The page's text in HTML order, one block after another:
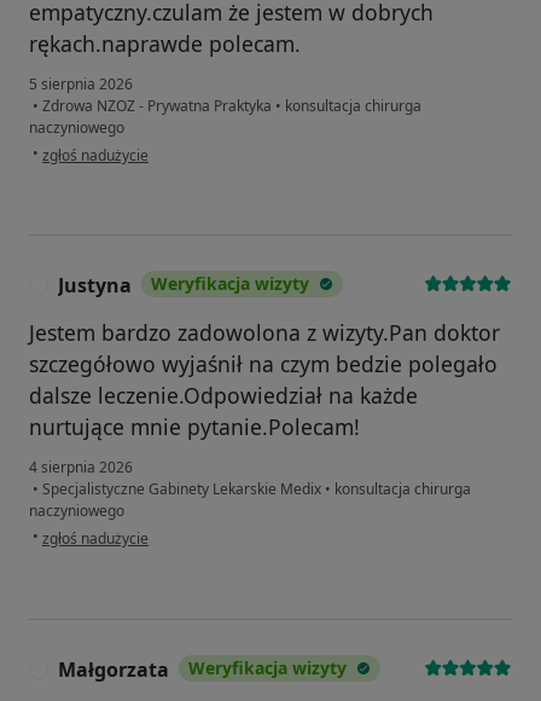
empatyczny.czulam że jestem w dobrych
rękach.naprawde polecam.
5 sierpnia 2026
• Zdrowa NZOZ - Prywatna Praktyka • konsultacja chirurga
naczyniowego
• w opinii użytkownika Beata
zgłoś nadużycie
Justyna Weryfikacja wizyty
Jestem bardzo zadowolona z wizyty.Pan doktor
szczegółowo wyjaśnił na czym bedzie polegało
dalsze leczenie.Odpowiedział na każde
nurtujące mnie pytanie.Polecam!
4 sierpnia 2026
• Specjalistyczne Gabinety Lekarskie Medix • konsultacja chirurga
naczyniowego
• w opinii użytkownika Justyna
zgłoś nadużycie
Małgorzata Weryfikacja wizyty